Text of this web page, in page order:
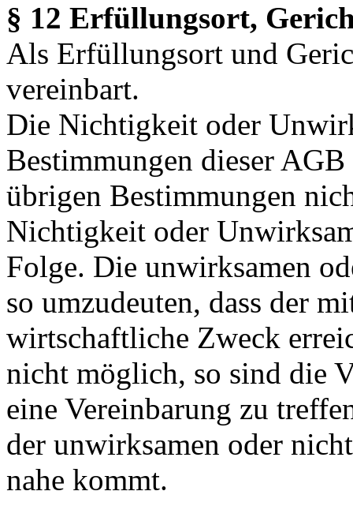
§ 12 Erfüllungsort,
Als Erfüllungsort und
vereinbart.
Die Nichtigkeit oder
Bestimmungen dieser
übrigen Bestimmungen
Nichtigkeit oder
Folge. Die unwirksamen
so umzudeuten, dass der
wirtschaftliche Zweck
nicht möglich, so sind die
eine Vereinbarung zu
der unwirksamen oder
nahe kommt.